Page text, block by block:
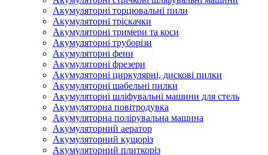
Акумуляторні торцювальні пили
Акумуляторні тріскачки
Акумуляторні тримери та коси
Акумуляторні труборізи
Акумуляторні фени
Акумуляторні фрезери
Акумуляторні циркулярні, дискові пилки
Акумуляторні шабельні пилки
Акумуляторні шліфувальні машини для стель
Акумуляторна повітродувка
Акумуляторна полірувальна машина
Акумуляторний аератор
Акумуляторний кущоріз
Акумуляторний плиткоріз